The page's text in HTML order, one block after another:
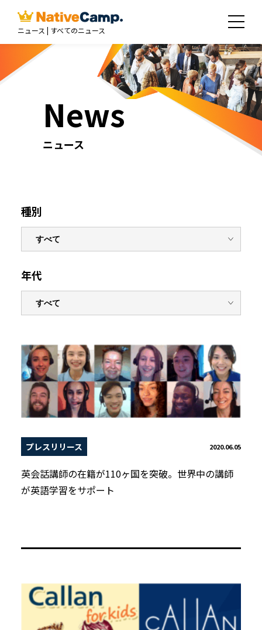
ニュース | すべてのニュース
News
ニュース
種別
年代
プレスリリース 2020.06.05
英会話講師の在籍が110ヶ国を突破。世界中の講師
が英語学習をサポート